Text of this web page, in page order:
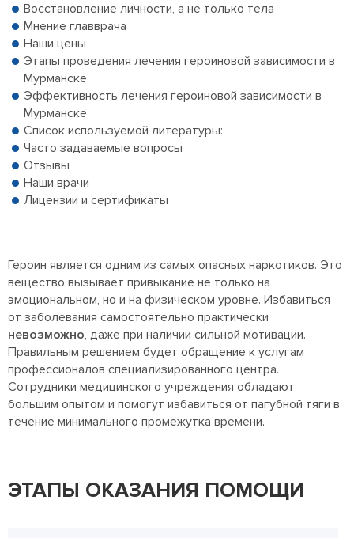
Восстановление личности, а не только тела
Мнение главврача
Наши цены
Этапы проведения лечения героиновой зависимости в
Мурманске
Эффективность лечения героиновой зависимости в
Мурманске
Список используемой литературы:
Часто задаваемые вопросы
Отзывы
Наши врачи
Лицензии и сертификаты
Героин является одним из самых опасных наркотиков. Это
вещество вызывает привыкание не только на
эмоциональном, но и на физическом уровне. Избавиться
от заболевания самостоятельно практически
невозможно, даже при наличии сильной мотивации.
Правильным решением будет обращение к услугам
профессионалов специализированного центра.
Сотрудники медицинского учреждения обладают
большим опытом и помогут избавиться от пагубной тяги в
течение минимального промежутка времени.
ЭТАПЫ ОКАЗАНИЯ ПОМОЩИ